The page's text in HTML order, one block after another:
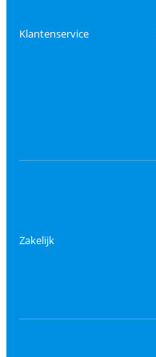
Klantenservice
Zakelijk